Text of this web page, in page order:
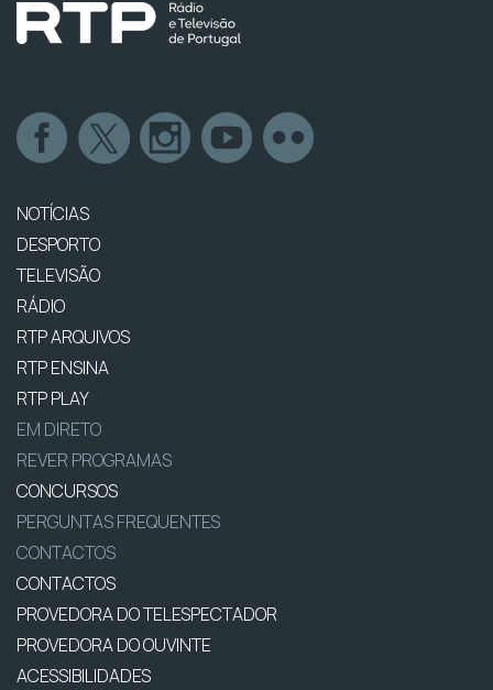
NOTÍCIAS
DESPORTO
TELEVISÃO
RÁDIO
RTP ARQUIVOS
RTP ENSINA
RTP PLAY
EM DIRETO
REVER PROGRAMAS
CONCURSOS
PERGUNTAS FREQUENTES
CONTACTOS
CONTACTOS
PROVEDORA DO TELESPECTADOR
PROVEDORA DO OUVINTE
ACESSIBILIDADES